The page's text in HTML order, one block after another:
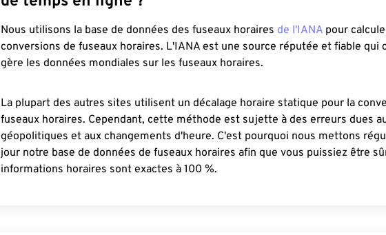
Nous utilisons la base de données des fuseaux horaires de l'IANA pour
conversions de fuseaux horaires. L'IANA est une source réputée et fiable qui
gère les données mondiales sur les fuseaux horaires.
La plupart des autres sites utilisent un décalage horaire statique pour la
fuseaux horaires. Cependant, cette méthode est sujette à des erreurs dues
géopolitiques et aux changements d'heure. C'est pourquoi nous mettons
jour notre base de données de fuseaux horaires afin que vous puissiez être
informations horaires sont exactes à 100 %.